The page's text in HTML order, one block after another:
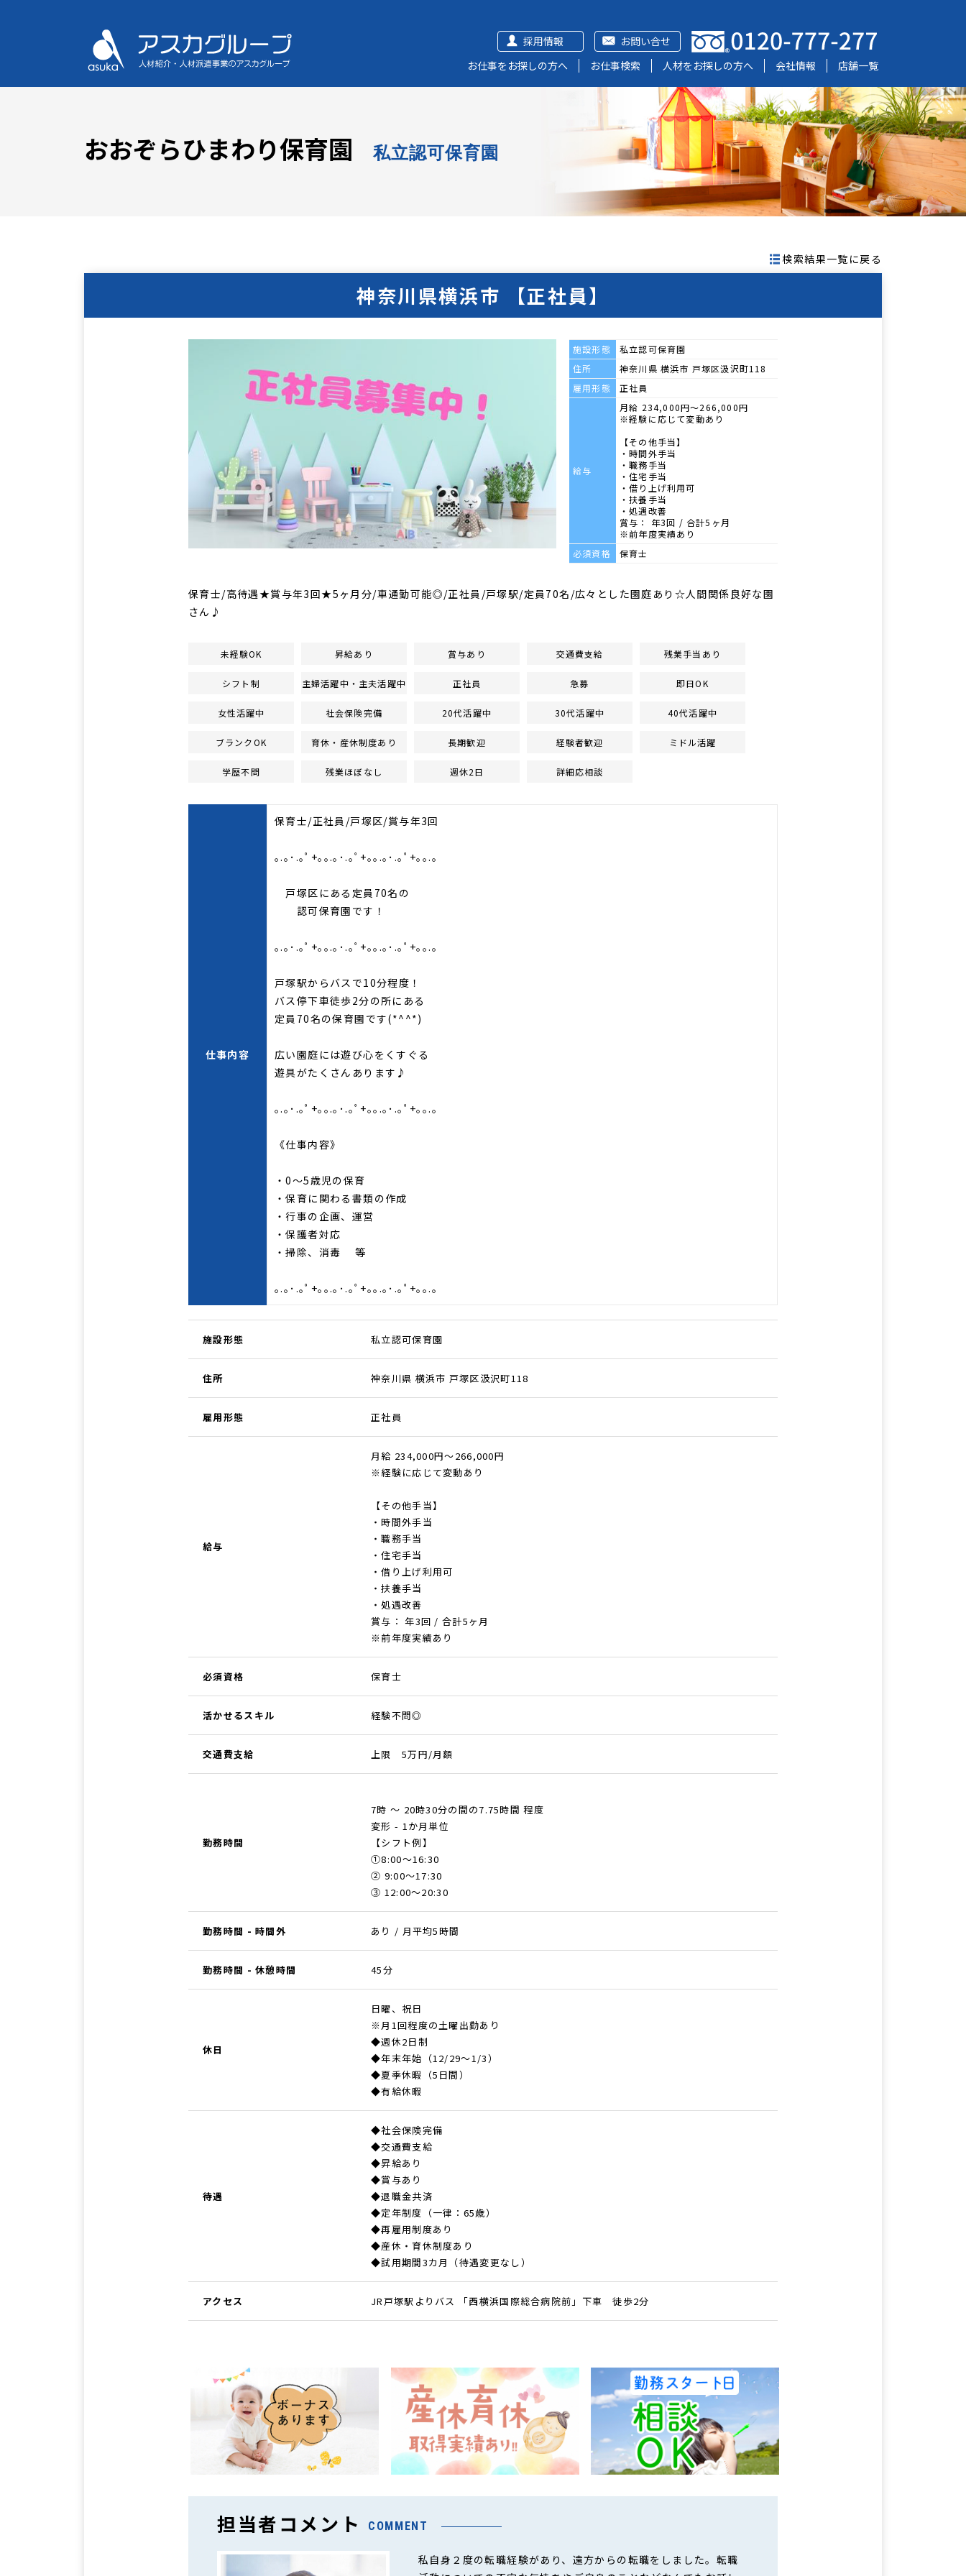
お問い合せ
採用情報
お仕事をお探しの方へ
お仕事検索 人材をお探しの方へ 会社情報 店舗一覧
おおぞらひまわり保育園 私立認可保育園
検索結果一覧に戻る
神奈川県横浜市 【正社員】
施設形態
私立認可保育園
住所
神奈川県 横浜市 戸塚区汲沢町118
雇用形態
正社員
給与
月給 234,000円～266,000円
※経験に応じて変動あり
【その他手当】
・時間外手当
・職務手当
・住宅手当
・借り上げ利用可
・扶養手当
・処遇改善
賞与： 年3回 / 合計5ヶ月
※前年度実績あり
必須資格
保育士
保育士/高待遇★賞与年3回★5ヶ月分/車通勤可能◎/正社員/戸塚駅/定員70名/広々とした園庭あり☆人間関係良好な園
さん♪
未経験OK 昇給あり 賞与あり 交通費支給 残業手当あり
シフト制 主婦活躍中・主夫活躍中 正社員 急募 即日OK
女性活躍中 社会保険完備 20代活躍中 30代活躍中 40代活躍中
ブランクOK 育休・産休制度あり 長期歓迎 経験者歓迎 ミドル活躍
学歴不問 残業ほぼなし 週休2日 詳細応相談
仕事内容
保育士/正社員/戸塚区/賞与年3回
｡.｡･.｡ﾟ+｡｡.｡･.｡ﾟ+｡｡.｡･.｡ﾟ+｡｡.｡
戸塚区にある定員70名の
認可保育園です！
｡.｡･.｡ﾟ+｡｡.｡･.｡ﾟ+｡｡.｡･.｡ﾟ+｡｡.｡
戸塚駅からバスで10分程度！
バス停下車徒歩2分の所にある
定員70名の保育園です(*^^*)
広い園庭には遊び心をくすぐる
遊具がたくさんあります♪
｡.｡･.｡ﾟ+｡｡.｡･.｡ﾟ+｡｡.｡･.｡ﾟ+｡｡.｡
《仕事内容》
・0～5歳児の保育
・保育に関わる書類の作成
・行事の企画、運営
・保護者対応
・掃除、消毒 等
｡.｡･.｡ﾟ+｡｡.｡･.｡ﾟ+｡｡.｡･.｡ﾟ+｡｡.｡
施設形態 私立認可保育園
住所 神奈川県 横浜市 戸塚区汲沢町118
雇用形態 正社員
給与
月給 234,000円～266,000円
※経験に応じて変動あり
【その他手当】
・時間外手当
・職務手当
・住宅手当
・借り上げ利用可
・扶養手当
・処遇改善
賞与： 年3回 / 合計5ヶ月
※前年度実績あり
必須資格 保育士
活かせるスキル 経験不問◎
交通費支給 上限 5万円/月額
勤務時間
7時 ～ 20時30分の間の7.75時間 程度
変形 - 1か月単位
【シフト例】
①8:00〜16:30
② 9:00〜17:30
③ 12:00〜20:30
勤務時間 - 時間外 あり / 月平均5時間
勤務時間 - 休憩時間 45分
休日
日曜、祝日
※月1回程度の土曜出勤あり
◆週休2日制
◆年末年始（12/29～1/3）
◆夏季休暇（5日間）
◆有給休暇
待遇
◆社会保険完備
◆交通費支給
◆昇給あり
◆賞与あり
◆退職金共済
◆定年制度（一律：65歳）
◆再雇用制度あり
◆産休・育休制度あり
◆試用期間3カ月（待遇変更なし）
アクセス JR戸塚駅よりバス 「西横浜国際総合病院前」下車 徒歩2分
担当者コメント COMMENT
私自身２度の転職経験があり、遠方からの転職をしました。転職